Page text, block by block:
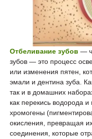
Отбеливание зубов —
зубов — это процесс
или изменения пятен,
эмали и дентина зуба.
так и в домашних
как перекись водорода
хромогены
окисления, превращая
соединения, которые